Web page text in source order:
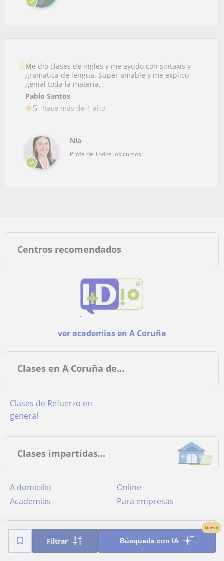
Filtrar Búsqueda con IA
Nuevo
Me dio clases de ingles y me ayudo con sintaxis y
gramatica de lengua. Super amable y me explico
genial toda la materia.
Pablo Santos
5 hace más de 1 año
Nia
Profe de Todos los cursos
Centros recomendados
ver academias en A Coruña
Clases en A Coruña de…
Clases de Refuerzo en
general
Clases impartidas...
a domicilio
online
academias
para empresas
Provincias más buscadas